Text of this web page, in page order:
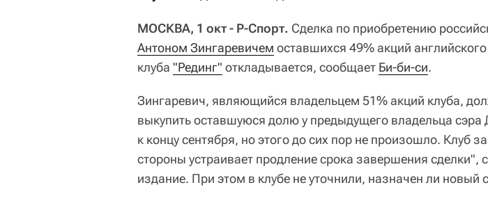
МОСКВА, 1 окт - Р-Спорт. Сделка по приобретению
Антоном Зингаревичем оставшихся 49% акций
клуба "Рединг" откладывается, сообщает Би-би-си.
Зингаревич, являющийся владельцем 51% акций клуба,
выкупить оставшуюся долю у предыдущего владельца
к концу сентября, но этого до сих пор не произошло. Клуб
стороны устраивает продление срока завершения сделки",
издание. При этом в клубе не уточнили, назначен ли новый